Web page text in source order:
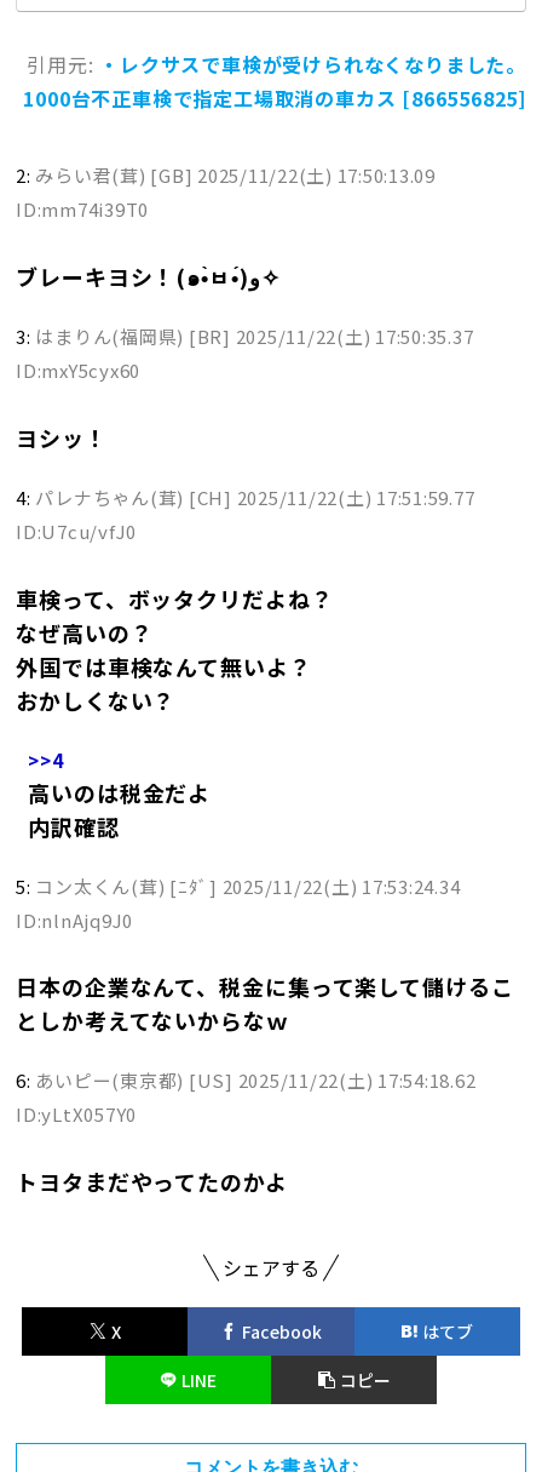
引用元: ・レクサスで車検が受けられなくなりました。
1000台不正車検で指定工場取消の車カス [866556825]
2: みらい君(茸) [GB] 2025/11/22(土) 17:50:13.09
ID:mm74i39T0
ブレーキヨシ！(๑•̀ㅂ•́)و✧
3: はまりん(福岡県) [BR] 2025/11/22(土) 17:50:35.37
ID:mxY5cyx60
ヨシッ！
4: パレナちゃん(茸) [CH] 2025/11/22(土) 17:51:59.77
ID:U7cu/vfJ0
車検って、ボッタクリだよね？
なぜ高いの？
外国では車検なんて無いよ？
おかしくない？
>>4
高いのは税金だよ
内訳確認
5: コン太くん(茸) [ﾆﾀﾞ] 2025/11/22(土) 17:53:24.34
ID:nlnAjq9J0
日本の企業なんて、税金に集って楽して儲けるこ
としか考えてないからなｗ
6: あいピー(東京都) [US] 2025/11/22(土) 17:54:18.62
ID:yLtX057Y0
トヨタまだやってたのかよ
シェアする
X Facebook
はてブ
LINE
コピー
コメントを書き込む